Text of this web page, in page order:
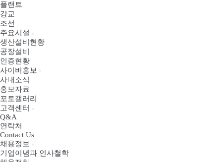
플랜트
강교
조선
주요시설
생산설비현황
공장설비
인증현황
사이버홍보
사내소식
홍보자료
포토갤러리
고객센터
Q&A
연락처
Contact Us
채용정보
기업이념과 인사철학